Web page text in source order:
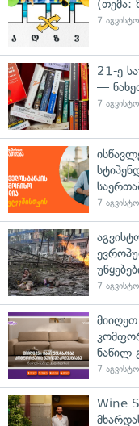
(თემა:
7
21-ე
—
7
7
7
ნაწილ
7
Wine